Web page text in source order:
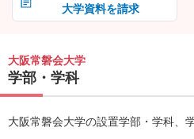
大学資料を請求
大阪常磐会大学
学部・学科
大阪常磐会大学の設置学部・学科、